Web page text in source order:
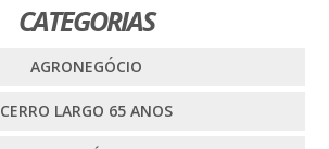
CATEGORIAS
AGRONEGÓCIO
CERRO LARGO 65 ANOS